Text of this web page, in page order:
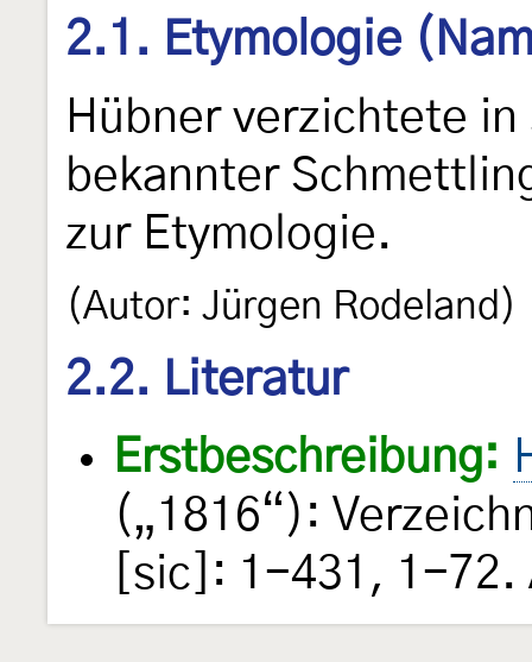
2.1. Etymologie
Hübner verzichtete
bekannter
zur Etymologie.
(Autor: Jürgen Rodeland)
2.2. Literatur
Erstbeschreibung:
(„1816“):
[sic]: 1-431, 1-72.